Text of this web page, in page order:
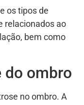
os tipos de
relacionados ao
bem como
do ombro
no ombro. A